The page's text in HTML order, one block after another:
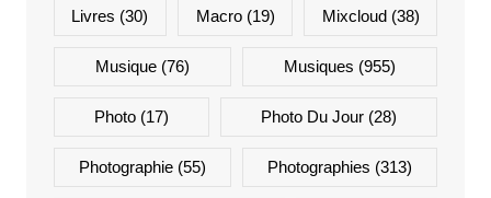
Livres (30) Macro(19) Mixcloud(38)
Musique(76) Musiques (955)
Photo(17) Photo Du Jour (28)
Photographie(55) Photographies (313)